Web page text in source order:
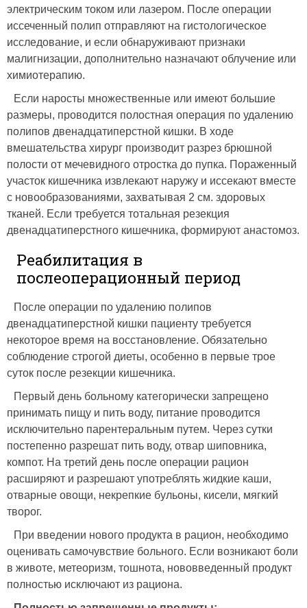
электрическим током или лазером. После операции
иссеченный полип отправляют на гистологическое
исследование, и если обнаруживают признаки
малигнизации, дополнительно назначают облучение или
химиотерапию.
Если наросты множественные или имеют большие
размеры, проводится полостная операция по удалению
полипов двенадцатиперстной кишки. В ходе
вмешательства хирург производит разрез брюшной
полости от мечевидного отростка до пупка. Пораженный
участок кишечника извлекают наружу и иссекают вместе
с новообразованиями, захватывая 2 см. здоровых
тканей. Если требуется тотальная резекция
двенадцатиперстного кишечника, формируют анастомоз.
Реабилитация в
послеоперационный период
После операции по удалению полипов
двенадцатиперстной кишки пациенту требуется
некоторое время на восстановление. Обязательно
соблюдение строгой диеты, особенно в первые трое
суток после резекции кишечника.
Первый день больному категорически запрещено
принимать пищу и пить воду, питание проводится
исключительно парентеральным путем. Через сутки
постепенно разрешат пить воду, отвар шиповника,
компот. На третий день после операции рацион
расширяют и разрешают употреблять жидкие каши,
отварные овощи, некрепкие бульоны, кисели, мягкий
творог.
При введении нового продукта в рацион, необходимо
оценивать самочувствие больного. Если возникают боли
в животе, метеоризм, тошнота, нововведенный продукт
полностью исключают из рациона.